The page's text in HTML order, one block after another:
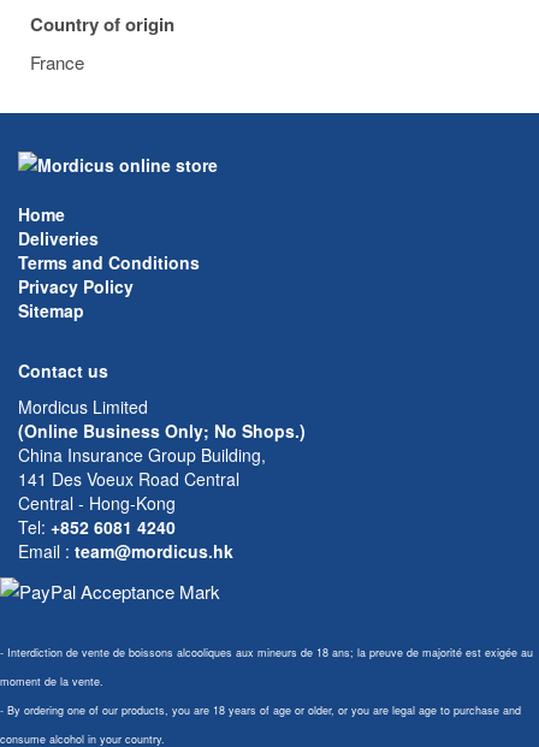
Country of origin
France
Home
Deliveries
Terms and Conditions
Privacy Policy
Sitemap
Contact us
Mordicus Limited
(Online Business Only; No Shops.)
China Insurance Group Building,
141 Des Voeux Road Central
Central - Hong-Kong
Tel: +852 6081 4240
Email : team@mordicus.hk
- Interdiction de vente de boissons alcooliques aux mineurs de 18 ans; la preuve de majorité est exigée au
moment de la vente.
- By ordering one of our products, you are 18 years of age or older, or you are legal age to purchase and
consume alcohol in your country.